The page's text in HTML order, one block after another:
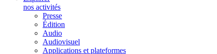
nos activités
Presse
Édition
Audio
Audiovisuel
Applications et plateformes